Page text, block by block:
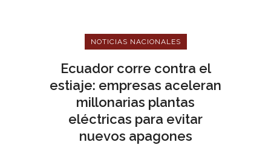
NOTICIAS NACIONALES
Ecuador corre contra el
estiaje: empresas aceleran
millonarias plantas
eléctricas para evitar
nuevos apagones